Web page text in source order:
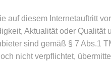
auf diesem Internetauftritt
Aktualität oder
sind gemäß § 7 Abs.1
nicht verpflichtet,